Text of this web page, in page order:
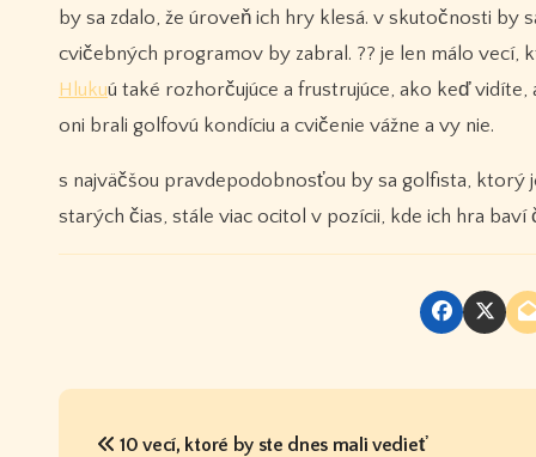
by sa zdalo, že úroveň ich hry klesá. v skutočnosti
cvičebných programov by zabral. ?? je len málo vecí,
Hlukuú také rozhorčujúce a frustrujúce, ako keď
oni brali golfovú kondíciu a cvičenie vážne a vy nie.
s najväčšou pravdepodobnosťou by sa golfista, ktorý
starých čias, stále viac ocitol v pozícii, kde ich hra baví
P
10 vecí, ktoré by ste dnes mali vedieť